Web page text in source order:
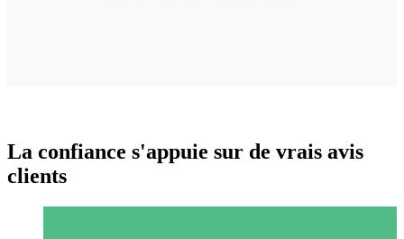
La confiance s'appuie sur de vrais avis
clients